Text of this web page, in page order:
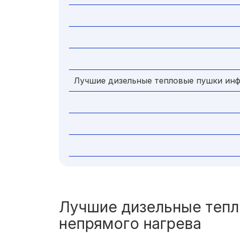
Лучшие дизельные тепловые пушки
Лучшие дизельные
непрямого нагрева